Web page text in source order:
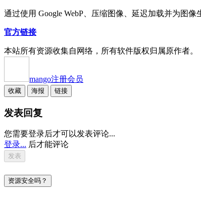
通过使用 Google WebP、压缩图像、延迟加载并为图
官方链接
本站所有资源收集自网络，所有软件版权归属原作者。
mango注册会员
收藏 海报 链接
发表回复
您需要登录后才可以发表评论...
登录... 后才能评论
资源安全吗？